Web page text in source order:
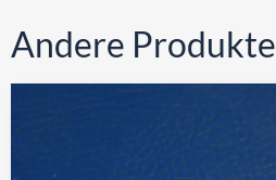
Andere Produkte